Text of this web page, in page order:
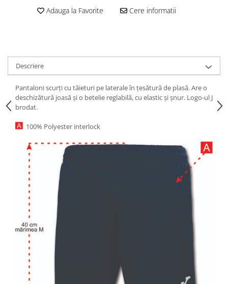
Adauga la Favorite Cere informatii
Descriere
Pantaloni scurți cu tăieturi pe laterale în țesătură de plasă. Are o
deschizătură joasă și o betelie reglabilă, cu elastic și șnur. Logo-ul J
brodat.
100% Polyester interlock